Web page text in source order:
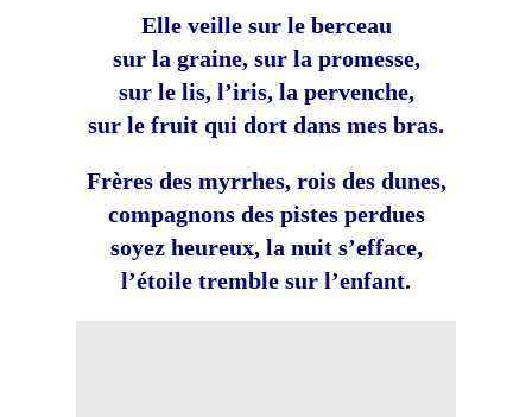
Elle veille sur le berceau
sur la graine, sur la promesse,
sur le lis, l’iris, la pervenche,
sur le fruit qui dort dans mes bras.
Frères des myrrhes, rois des dunes,
compagnons des pistes perdues
soyez heureux, la nuit s’efface,
l’étoile tremble sur l’enfant.